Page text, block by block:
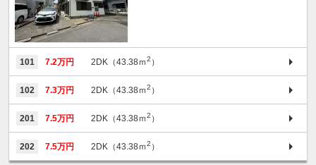
101 7.2万円 2DK（43.38ｍ2 ）
102 7.3万円 2DK（43.38ｍ2 ）
201 7.5万円 2DK（43.38ｍ2 ）
202 7.5万円 2DK（43.38ｍ2 ）